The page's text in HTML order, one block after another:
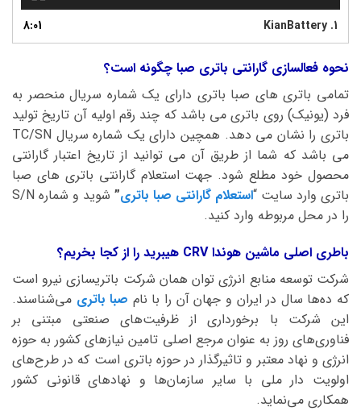
1.
KianBattery
8:01
نحوه فعالسازی گارانتی باتری صبا چگونه است؟
تمامی باتری های صبا باتری دارای یک شماره سریال منحصر به
فرد (یونیک) روی باتری می باشد که چند رقم اولیه آن تاریخ تولید
باتری را نشان می دهد. همچین دارای یک شماره سریال TC/SN
می باشد که شما از طریق آن می توانید از تاریخ اعتبار گارانتی
محصول خود مطلع شود. جهت استعلام گارانتی باتری های صبا
باتری وارد سایت “استعلام گارانتی صبا باتری”
شوید و شماره S/N
را در محل مربوطه وارد کنید.
باطری اصلی ماشین هوندا CRV هیبرید را از کجا بخریم؟
شرکت توسعه منابع انرژی توان همان شرکت باتریسازی نیرو است
که ده‌ها سال در ایران و جهان آن را با نام صبا باتری می‌شناسند.
این شرکت با برخورداری از ظرفیت‌های صنعتی مبتنی بر
فناوری‌های روز به عنوان مرجع اصلی تامین نیازهای کشور به حوزه
انرژی و نهاد معتبر و تاثیرگذار در حوزه باتری است که در طرح‌های
اولویت دار ملی با سایر سازمان‌ها و نهادهای قانونی کشور
همکاری می‌نماید.